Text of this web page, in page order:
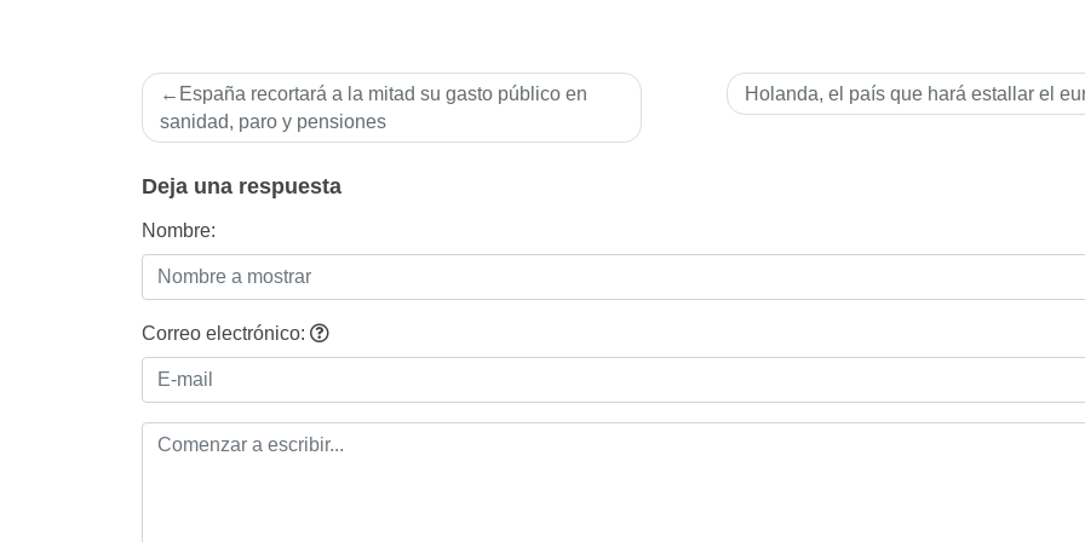
Navegación
de
España recortará a la mitad su gasto público en
sanidad, paro y pensiones
Holanda, el paí­s que hará estallar el
Deja una respuesta
Nombre:
Correo electrónico: